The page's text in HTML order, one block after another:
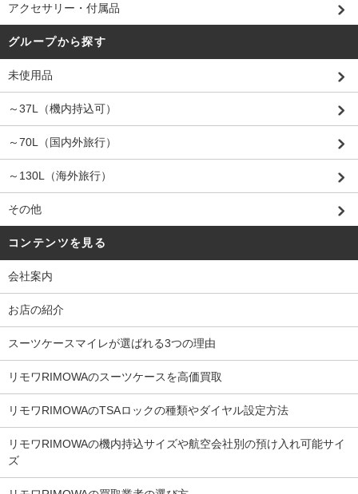
アクセサリー・付属品
グループから探す
未使用品
～37L（機内持込可）
～70L（国内外旅行）
～130L（海外旅行）
その他
コンテンツを見る
会社案内
お店の紹介
スーツケースマイレが選ばれる3つの理由
リモワRIMOWAのスーツケースを高価買取
リモワRIMOWAのTSAロックの種類やダイヤル設定方法
リモワRIMOWAの機内持込サイズや航空会社別の預け入れ可能サイ
ズ